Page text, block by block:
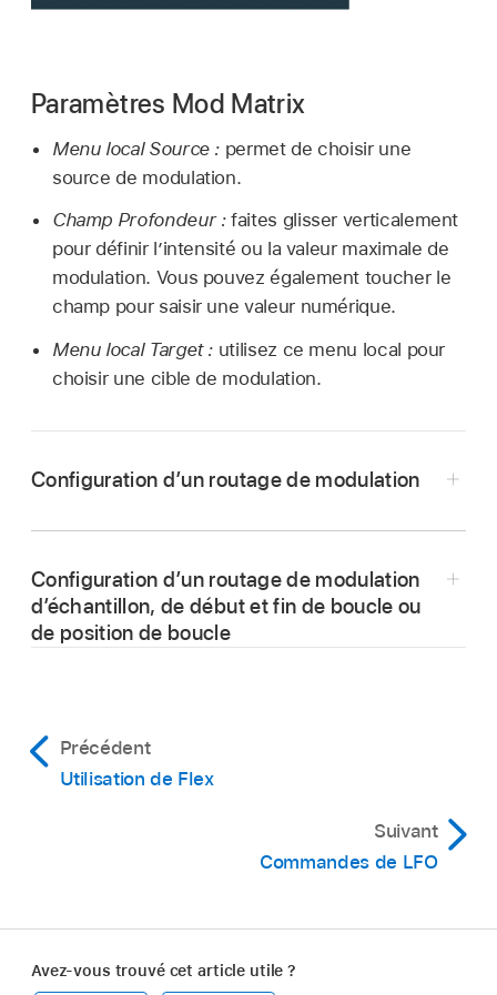
Paramètres Mod Matrix
Menu local Source : permet de choisir une
source de modulation.
Champ Profondeur :faites glisser verticalement
pour définir l’intensité ou la valeur maximale de
modulation. Vous pouvez également toucher le
champ pour saisir une valeur numérique.
Menu local Target : utilisez ce menu local pour
choisir une cible de modulation.
Configuration d’un routage de modulation
Sélectionnez une cible de modulation dans le
Sélectionnez une source de modulation dans le
Configuration d’un routage de modulation
d’échantillon, de début et fin de boucle ou
de position de boucle
Précédent
Utilisation de Flex
Suivant
Commandes de LFO
Avez-vous trouvé cet article utile ?